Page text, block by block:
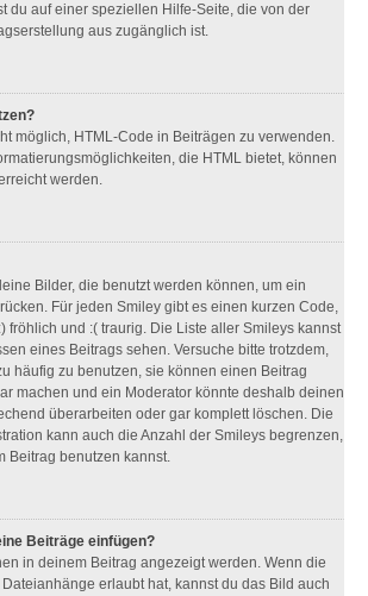
du auf einer speziellen Hilfe-Seite, die von der
aus zugänglich ist.
möglich, HTML-Code in Beiträgen zu verwenden.
die HTML bietet, können
werden.
Bilder, die benutzt werden können, um ein
Für jeden Smiley gibt es einen kurzen Code,
fröhlich und :( traurig. Die Liste aller Smileys kannst
eines Beitrags sehen. Versuche bitte trotzdem,
häufig zu benutzen, sie können einen Beitrag
machen und ein Moderator könnte deshalb deinen
überarbeiten oder gar komplett löschen. Die
kann auch die Anzahl der Smileys begrenzen,
Beitrag benutzen kannst.
Beiträge einfügen?
in deinem Beitrag angezeigt werden. Wenn die
erlaubt hat, kannst du das Bild auch